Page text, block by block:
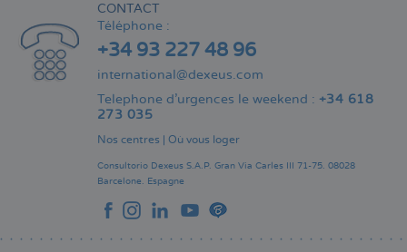
CONTACT
Téléphone :
+34 93 227 48 96
international@dexeus.com
Telephone d’urgences le weekend : +34 618
273 035
Nos centres Où vous loger
Consultorio Dexeus S.A.P. Gran Via Carles III 71-75. 08028
Barcelone. Espagne